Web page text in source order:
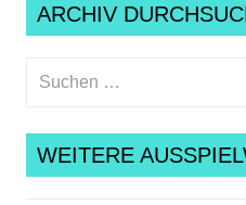
ARCHIV
Suchen
WEITERE